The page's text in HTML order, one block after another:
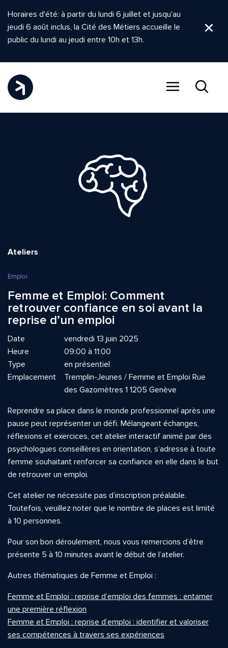
Horaires d'été: à partir du lundi 6 juillet et jusqu'au
jeudi 6 août inclus, la Cité des Métiers accueille le
public du lundi au jeudi entre 10h et 13h.
Ateliers
Emploi
Femme et Emploi: Comment
retrouver confiance en soi avant la
reprise d’un emploi
Date
vendredi 13 juin 2025
Heure
09:00 à 11:00
Type
en présentiel
Emplacement
Tremplin-Jeunes / Femme et Emploi Rue
des Gazomètres 1 1205 Genève
Reprendre sa place dans le monde professionnel après une
pause peut représenter un défi. Mélangeant échanges,
réflexions et exercices, cet atelier interactif animé par des
psychologues conseillères en orientation, s’adresse à toute
femme souhaitant renforcer sa confiance en elle dans le but
de retrouver un emploi.
Cet atelier ne nécessite pas d’inscription préalable.
Toutefois, veuillez noter que le nombre de places est limité
à 10 personnes.
Pour son bon déroulement, nous vous remercions d’être
présente 5 à 10 minutes avant le début de l’atelier.
Autres thématiques de Femme et Emploi :
Femme et Emploi : reprise d’emploi des femmes : entamer
une première réflexion
Femme et Emploi : reprise d’emploi : identifier et valoriser
ses compétences à travers ses expériences